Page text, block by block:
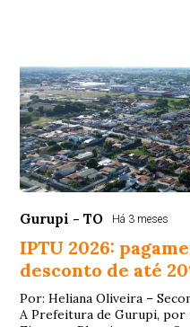
Gurupi - TO Há 3 meses
IPTU 2026:
desconto de até
Por: Heliana Oliveira –
A Prefeitura de Gurupi, por